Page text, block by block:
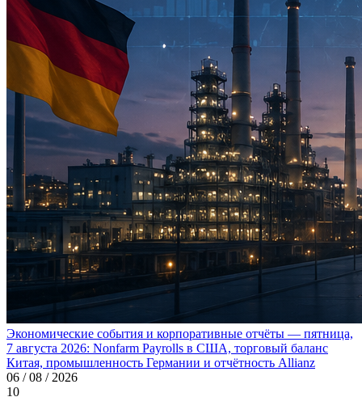
Экономические события и корпоративные отчёты — пятница,
7 августа 2026: Nonfarm Payrolls в США, торговый баланс
Китая, промышленность Германии и отчётность Allianz
06 / 08 / 2026
10